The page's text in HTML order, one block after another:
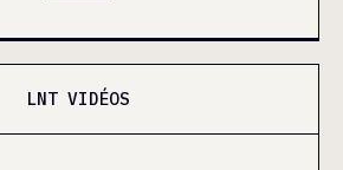
LNT VIDÉOS